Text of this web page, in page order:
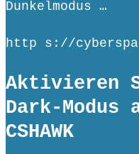
Dunkelmodus …
http s://
Aktivieren
Dark-
CSHAWK